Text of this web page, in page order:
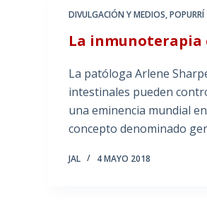
DIVULGACIÓN Y MEDIOS,POPURRÍ
La inmunoterapia
La patóloga Arlene
intestinales pueden
una eminencia mundial
concepto denominado
JAL 4 MAYO 2018